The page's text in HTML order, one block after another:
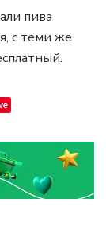
пива
с теми же